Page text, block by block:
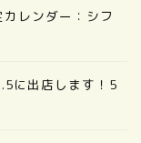
レンダー：シフ
に出店します！5